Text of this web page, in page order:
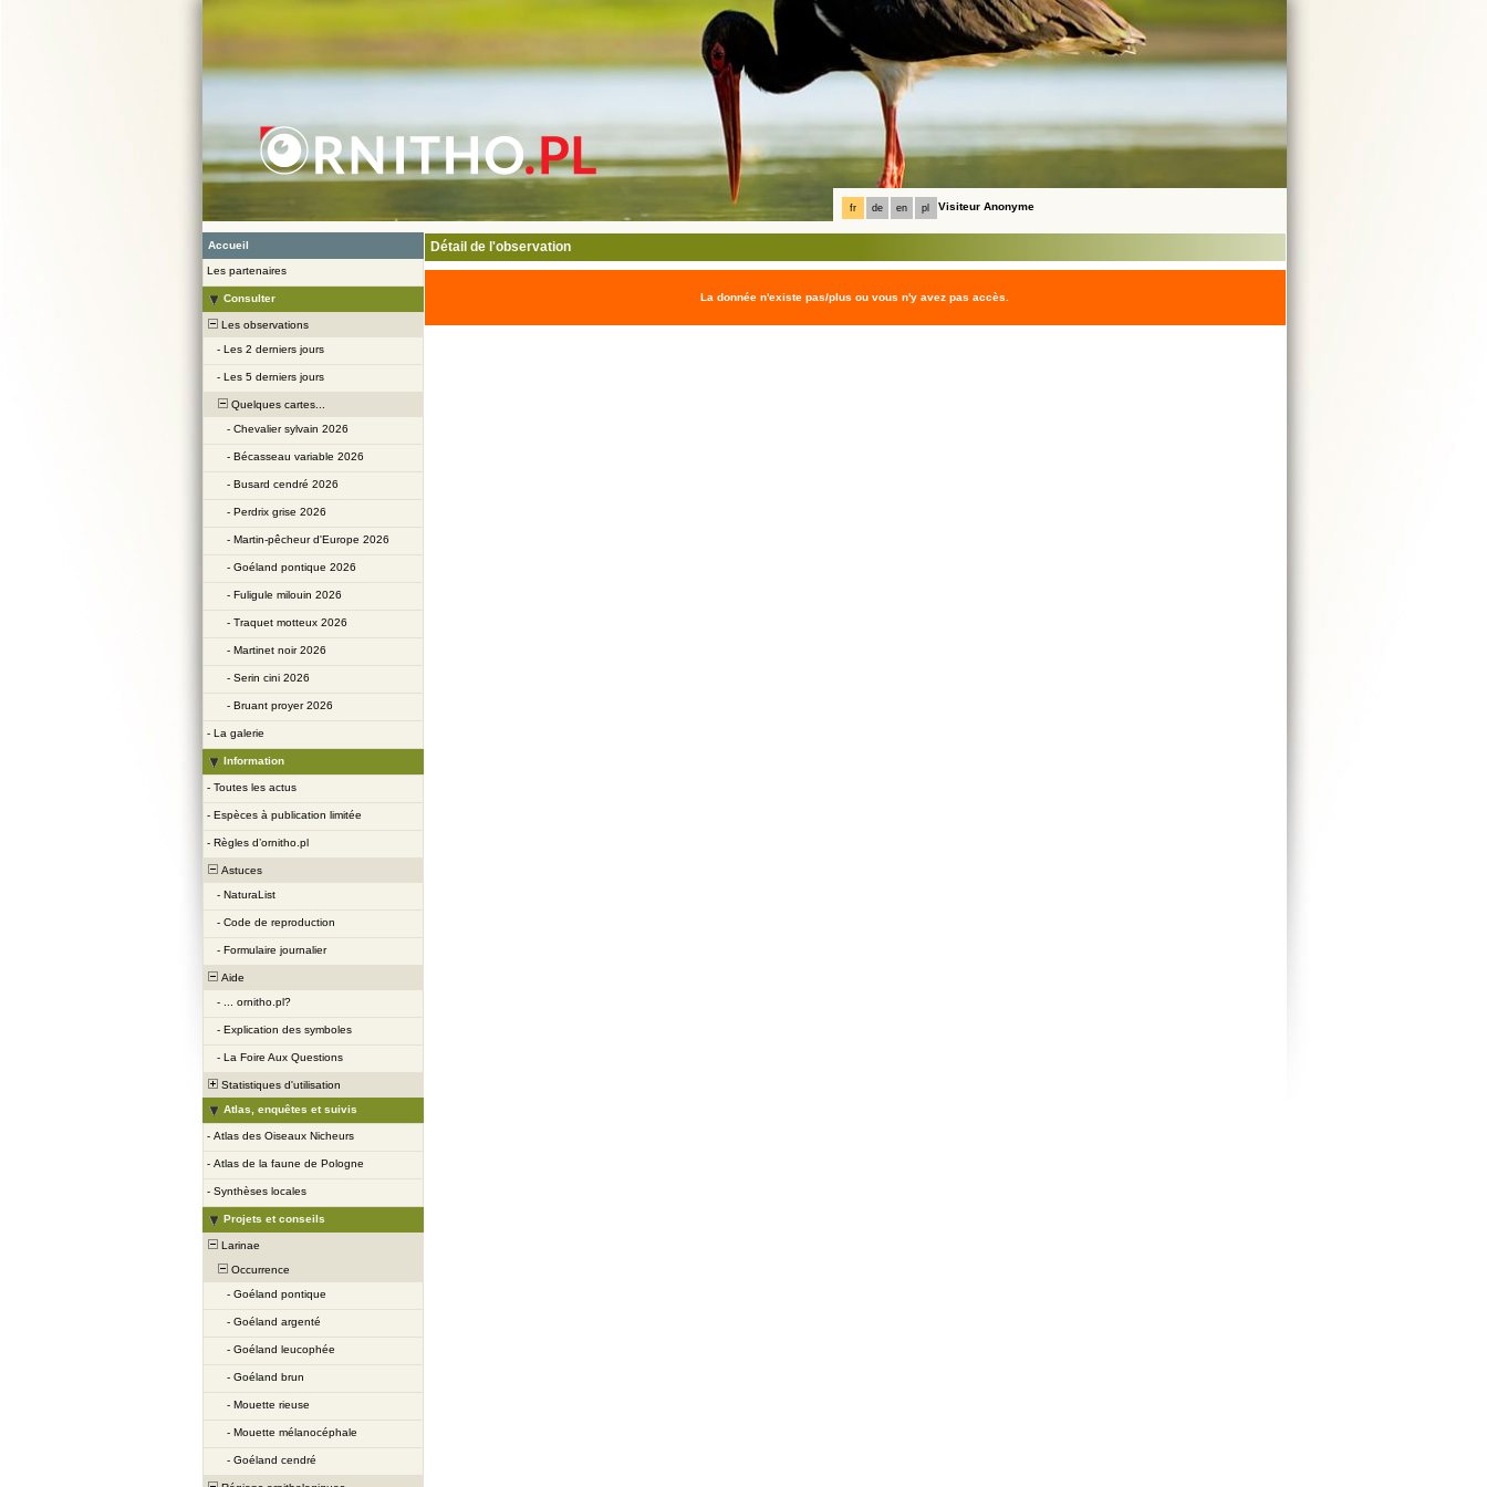
fr de en pl Visiteur Anonyme
Accueil
Les partenaires
Consulter
Les observations
- Les 2 derniers jours
- Les 5 derniers jours
Quelques cartes...
- Chevalier sylvain 2026
- Bécasseau variable 2026
- Busard cendré 2026
- Perdrix grise 2026
- Martin-pêcheur d'Europe 2026
- Goéland pontique 2026
- Fuligule milouin 2026
- Traquet motteux 2026
- Martinet noir 2026
- Serin cini 2026
- Bruant proyer 2026
- La galerie
Information
- Toutes les actus
- Espèces à publication limitée
- Règles d’ornitho.pl
Astuces
- NaturaList
- Code de reproduction
- Formulaire journalier
Aide
-
... ornitho.pl?
- Explication des symboles
- La Foire Aux Questions
Statistiques d'utilisation
Atlas, enquêtes et suivis
- Atlas des Oiseaux Nicheurs
- Atlas de la faune de Pologne
- Synthèses locales
Projets et conseils
Larinae
Occurrence
- Goéland pontique
- Goéland argenté
- Goéland leucophée
- Goéland brun
- Mouette rieuse
- Mouette mélanocéphale
- Goéland cendré
Détail de l'observation
La donnée n'existe pas/plus ou vous n'y avez pas accès.